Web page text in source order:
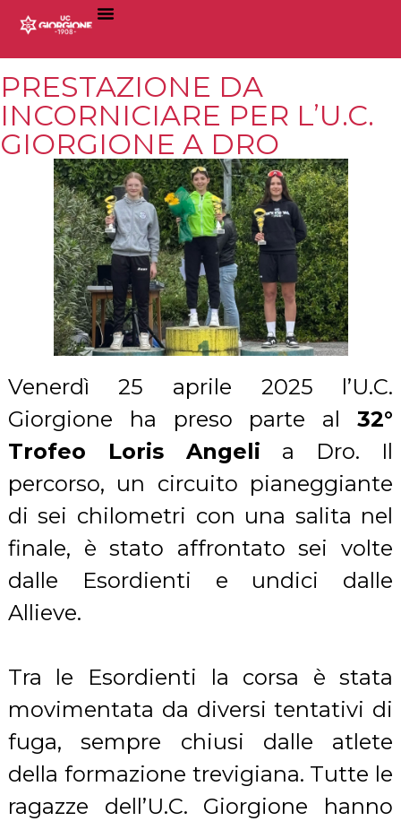
PRESTAZIONE DA
INCORNICIARE PER L’U.C.
GIORGIONE A DRO
Venerdì 25 aprile 2025 l’U.C.
Giorgione ha preso parte al32°
Trofeo Loris Angeli a Dro. Il
percorso, un circuito pianeggiante
di sei chilometri con una salita nel
finale, è stato affrontato sei volte
dalle Esordienti e undici dalle
Allieve.
Tra le Esordienti la corsa è stata
movimentata da diversi tentativi di
fuga, sempre chiusi dalle atlete
della formazione trevigiana. Tutte le
ragazze dell’U.C. Giorgione hanno